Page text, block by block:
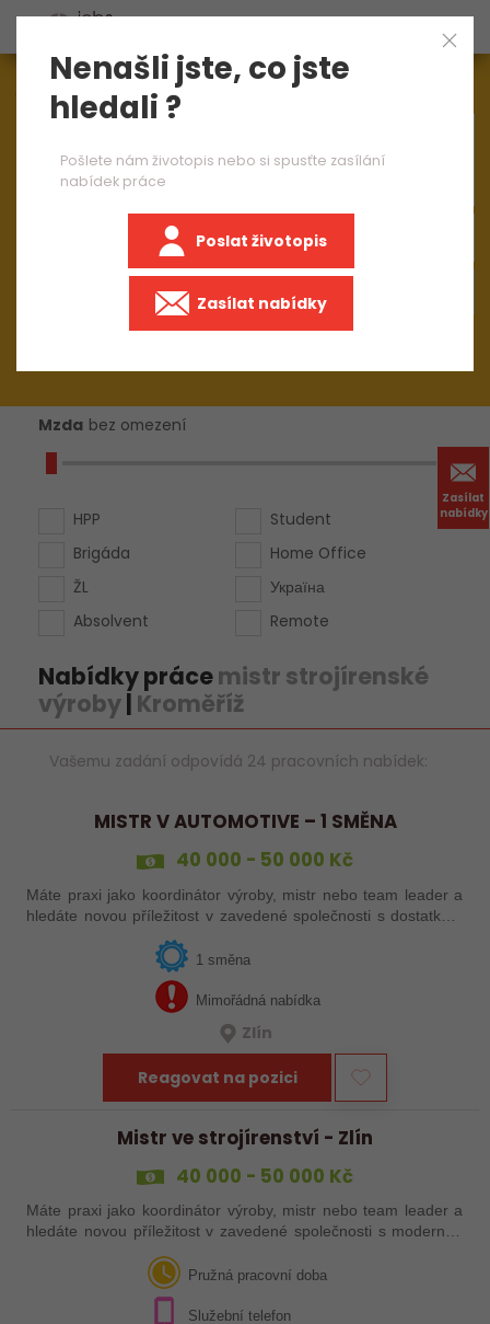
Zasílat
nabídky
Aktuálně1544nabídek práce
Mzda bez omezení
HPP
Brigáda
ŽL
Absolvent
Student
Home Office
Україна
Remote
Nabídky prácemistr strojírenské
výroby| Kroměříž
Vašemu zadání odpovídá 24 pracovních nabídek:
MISTR V AUTOMOTIVE – 1 SMĚNA
40 000 - 50 000 Kč
Máte praxi jako koordinátor výroby, mistr nebo team leader a
hledáte novou příležitost v zavedené společnosti s dostatkem
zakázek a bohatou nabídkou firemních benefitů?
1 směna
Mimořádná nabídka
Zlín
Reagovat na pozici
Mistr ve strojírenství - Zlín
40 000 - 50 000 Kč
Máte praxi jako koordinátor výroby, mistr nebo team leader a
hledáte novou příležitost v zavedené společnosti s moderním
Pružná pracovní doba
Služební telefon
Nenašli jste, co jste
hledali ?
Pošlete nám životopis nebo si spusťte zasílání
nabídek práce
Poslat životopis
Zasílat nabídky